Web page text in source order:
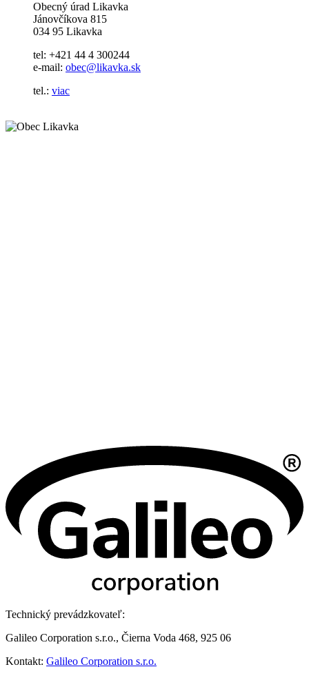
Obecný úrad Likavka
Jánovčíkova 815
034 95 Likavka
tel: +421 44 4 300244
e-mail: obec@likavka.sk
tel.: viac
Technický prevádzkovateľ:
Galileo Corporation s.r.o., Čierna Voda 468, 925 06
Kontakt: Galileo Corporation s.r.o.